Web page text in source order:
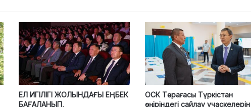
ЕЛ ИГІЛІГІ ЖОЛЫНДАҒЫ ЕҢБЕК
БАҒАЛАНЫП,
ОСК Төрағасы Түркістан
өңіріндегі сайлау учаскелерін